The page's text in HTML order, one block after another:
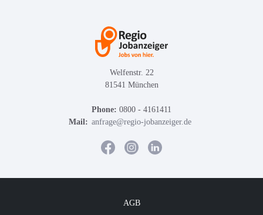
Welfenstr. 22
81541 München
Phone: 0800 - 4161411
Mail: anfrage@regio-jobanzeiger.de
AGB